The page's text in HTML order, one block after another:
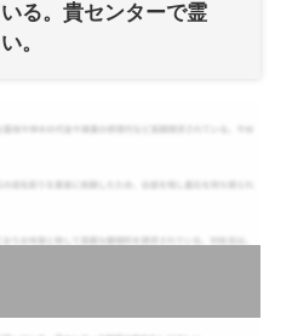
る。貴センターで霊
。